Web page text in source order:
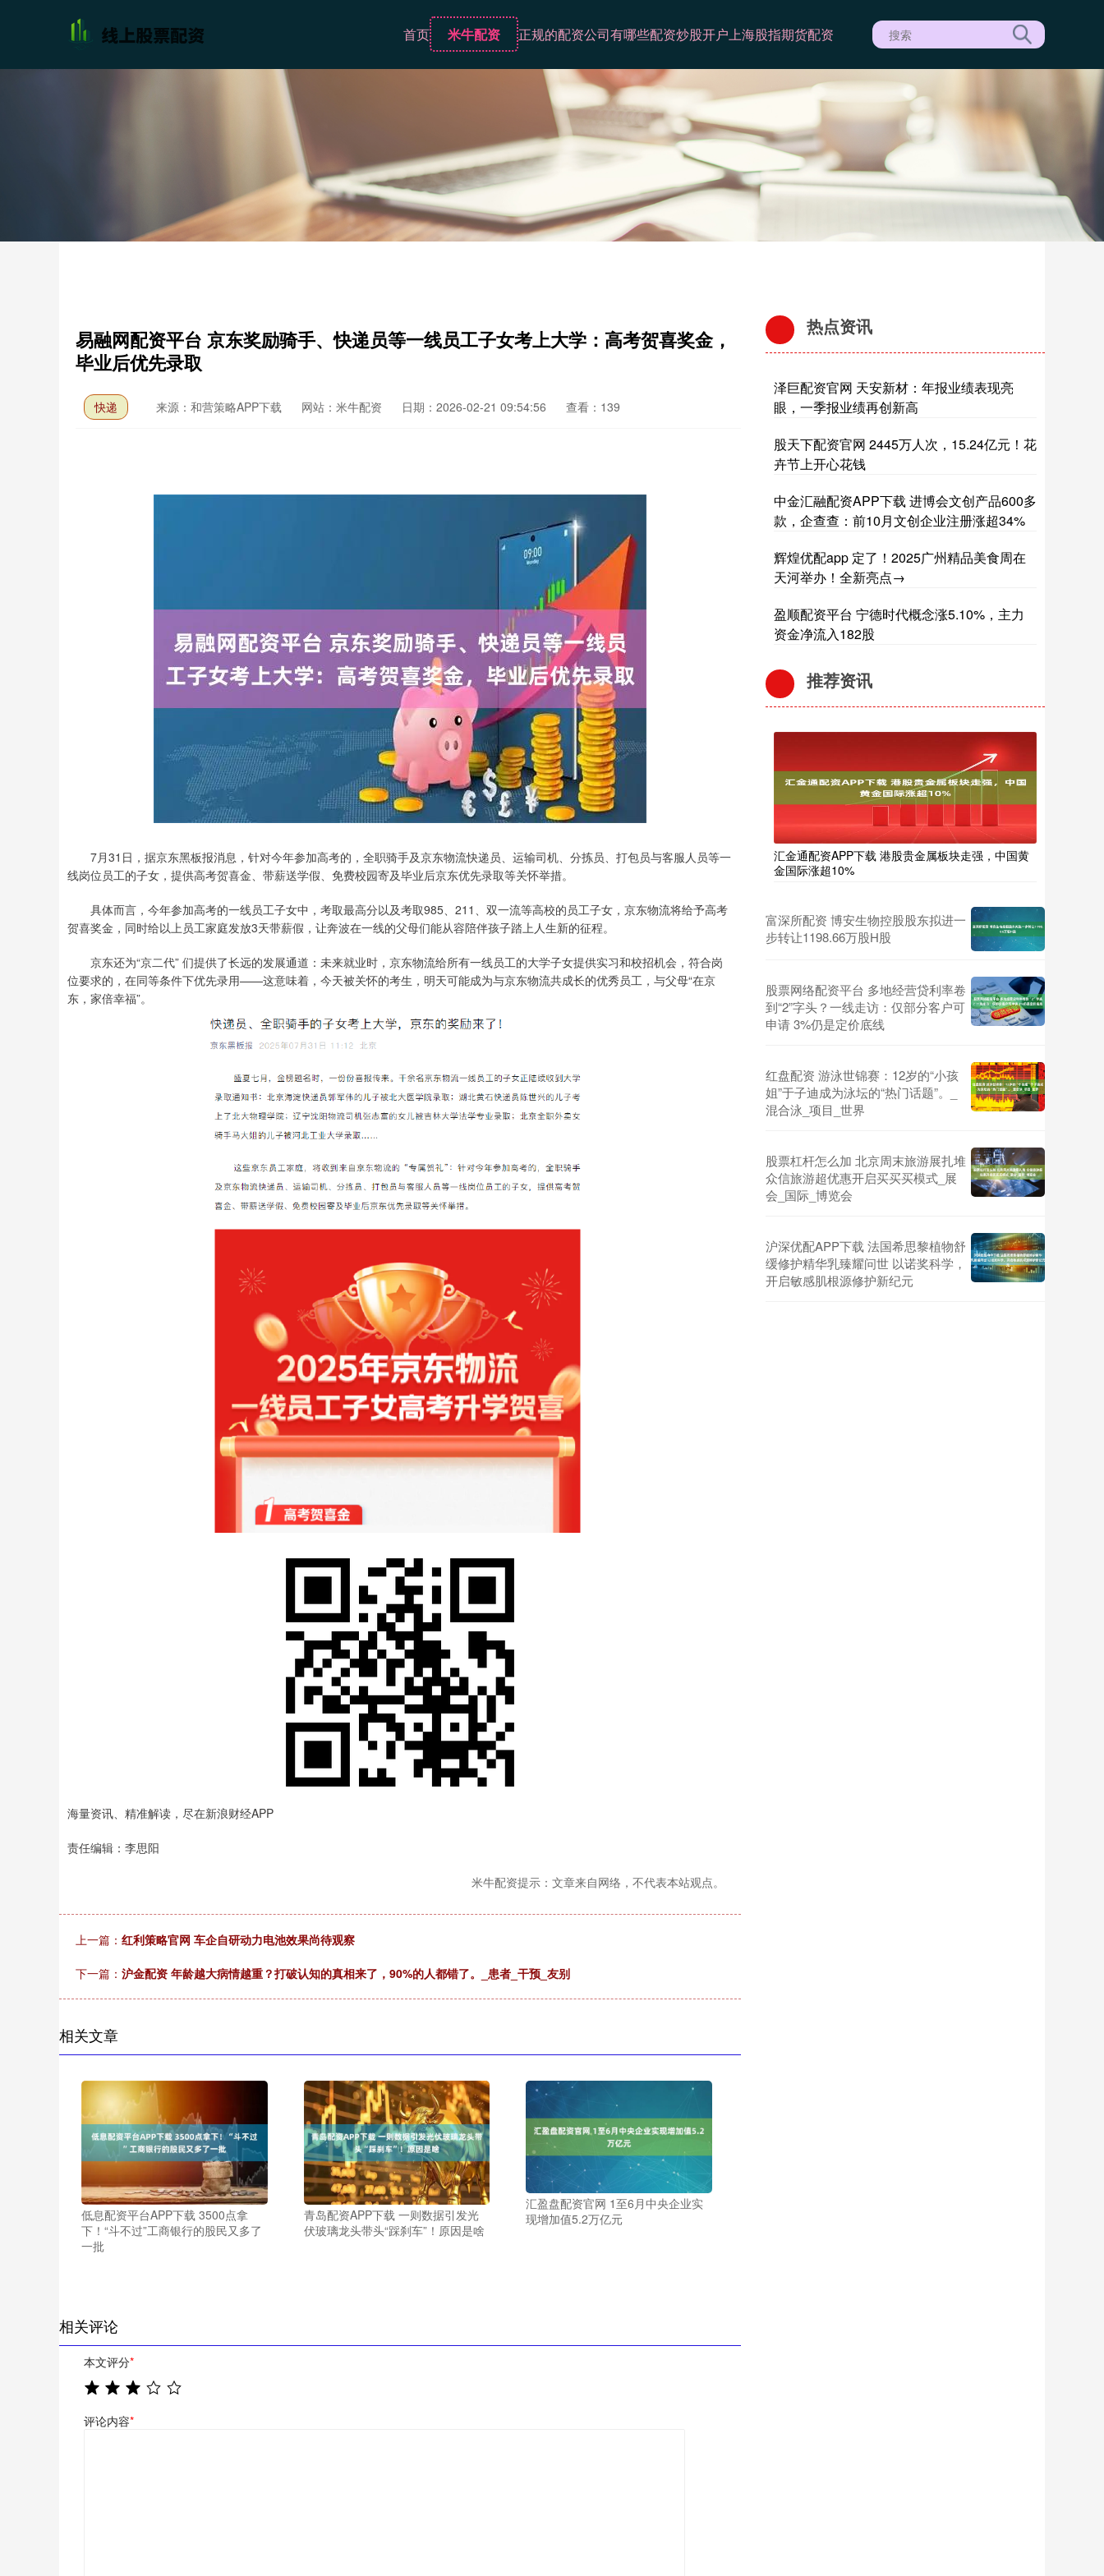
首页 米牛配资 正规的配资公司有哪些配资炒股开户上海股指期货配资
易融网配资平台 京东奖励骑手、快递员等一线员工子女考上大学：高考贺喜奖金，
毕业后优先录取
快递 来源：和营策略APP下载 网站：米牛配资 日期：2026-02-21 09:54:56 查看：139
7月31日，据京东黑板报消息，针对今年参加高考的，全职骑手及京东物流快递员、运输司机、分拣员、打包员与客服人员等一
线岗位员工的子女，提供高考贺喜金、带薪送学假、免费校园寄及毕业后京东优先录取等关怀举措。
具体而言，今年参加高考的一线员工子女中，考取最高分以及考取985、211、双一流等高校的员工子女，京东物流将给予高考
贺喜奖金，同时给以上员工家庭发放3天带薪假，让奔波在一线的父母们能从容陪伴孩子踏上人生新的征程。
京东还为“京二代” 们提供了长远的发展通道：未来就业时，京东物流给所有一线员工的大学子女提供实习和校招机会，符合岗
位要求的，在同等条件下优先录用——这意味着，今天被关怀的考生，明天可能成为与京东物流共成长的优秀员工，与父母“在京
东，家倍幸福”。
海量资讯、精准解读，尽在新浪财经APP
责任编辑：李思阳
米牛配资提示：文章来自网络，不代表本站观点。
上一篇： 红利策略官网 车企自研动力电池效果尚待观察
下一篇： 沪金配资 年龄越大病情越重？打破认知的真相来了，90%的人都错了。_患者_干预_友别
相关文章
低息配资平台APP下载 3500点拿
下！“斗不过”工商银行的股民又多了
一批
青岛配资APP下载 一则数据引发光
伏玻璃龙头带头“踩刹车”！原因是啥
汇盈盘配资官网 1至6月中央企业实
现增加值5.2万亿元
相关评论
本文评分*
评论内容*
热点资讯
泽巨配资官网 天安新材：年报业绩表现亮
眼，一季报业绩再创新高
股天下配资官网 2445万人次，15.24亿元！花
卉节上开心花钱
中金汇融配资APP下载 进博会文创产品600多
款，企查查：前10月文创企业注册涨超34%
辉煌优配app 定了！2025广州精品美食周在
天河举办！全新亮点→
盈顺配资平台 宁德时代概念涨5.10%，主力
资金净流入182股
推荐资讯
汇金通配资APP下载 港股贵金属板块走强，中国黄
金国际涨超10%
富深所配资 博安生物控股股东拟进一
步转让1198.66万股H股
股票网络配资平台 多地经营贷利率卷
到“2”字头？一线走访：仅部分客户可
申请 3%仍是定价底线
红盘配资 游泳世锦赛：12岁的“小孩
姐”于子迪成为泳坛的“热门话题”。_
混合泳_项目_世界
股票杠杆怎么加 北京周末旅游展扎堆
众信旅游超优惠开启买买买模式_展
会_国际_博览会
沪深优配APP下载 法国希思黎植物舒
缓修护精华乳臻耀问世 以诺奖科学，
开启敏感肌根源修护新纪元